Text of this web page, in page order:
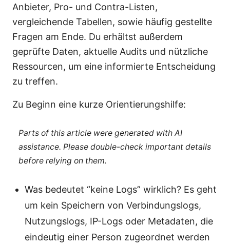
Anbieter, Pro- und Contra-Listen,
vergleichende Tabellen, sowie häufig gestellte
Fragen am Ende. Du erhältst außerdem
geprüfte Daten, aktuelle Audits und nützliche
Ressourcen, um eine informierte Entscheidung
zu treffen.
Zu Beginn eine kurze Orientierungshilfe:
Parts of this article were generated with AI
assistance. Please double-check important details
before relying on them.
Was bedeutet “keine Logs” wirklich? Es geht
um kein Speichern von Verbindungslogs,
Nutzungslogs, IP-Logs oder Metadaten, die
eindeutig einer Person zugeordnet werden